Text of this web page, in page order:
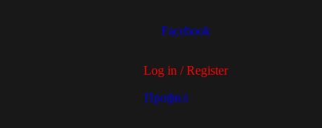
Facebook
Log in / Register
Профил